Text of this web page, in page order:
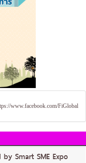
www.facebook.com/FiGlobal
by Smart SME Expo